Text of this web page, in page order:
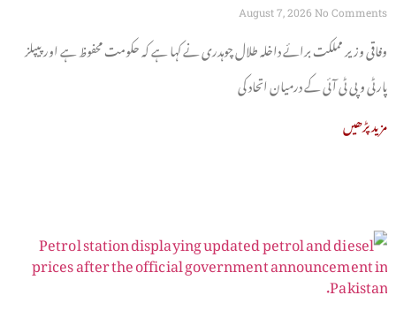
چوہدری
August 7, 2026 No Comments
وفاقی وزیر مملکت برائے داخلہ طلال چوہدری نے کہا ہے کہ حکومت محفوظ ہے اور پیپلز
پارٹی و پی ٹی آئی کے درمیان اتحاد کی
مزید پڑھیں